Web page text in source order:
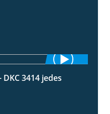
1:49
3414 jedes